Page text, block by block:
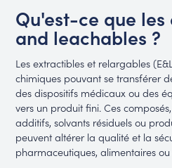
Qu'est-ce que
and leachables ?
Les extractibles et relargables
chimiques pouvant se transférer
des dispositifs médicaux ou des
vers un produit fini. Ces
additifs, solvants résiduels ou
peuvent altérer la qualité et la
pharmaceutiques, alimentaires